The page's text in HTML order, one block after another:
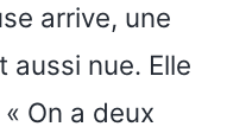
arrive, une
aussi nue. Elle
On a deux